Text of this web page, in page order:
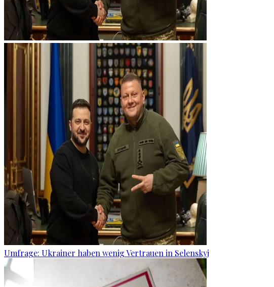
Umfrage: Ukrainer haben wenig Vertrauen in Selenskyj